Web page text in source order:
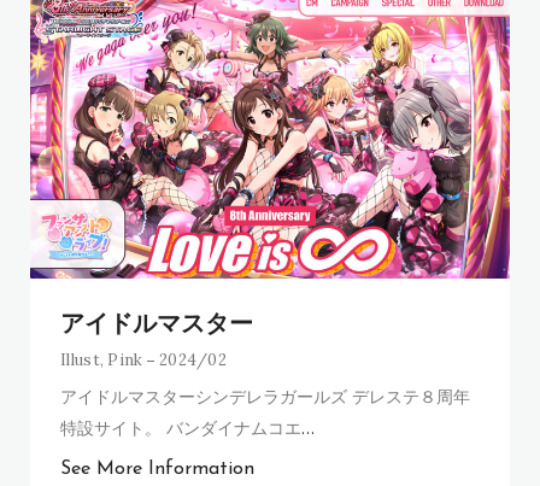
アイドルマスター
Illust, Pink 2024/02
アイドルマスターシンデレラガールズ デレステ８周年
特設サイト。 バンダイナムコエ…
See More Information